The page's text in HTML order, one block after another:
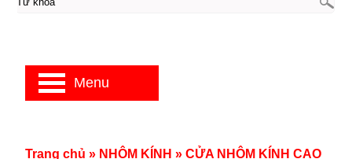
Trang chủ » NHÔM KÍNH » CỬA NHÔM KÍNH CAO
Menu